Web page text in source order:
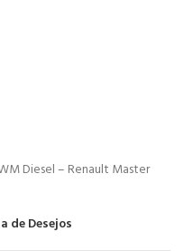
Diesel – Renault Master
de Desejos